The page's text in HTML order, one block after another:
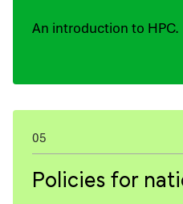
An introduction to HPC.
05
Policies for